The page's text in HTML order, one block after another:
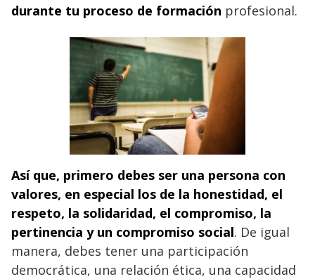
durante tu proceso de formación profesional.
Así que, primero debes ser una persona con
valores, en especial los de la honestidad, el
respeto, la solidaridad, el compromiso, la
pertinencia y un compromiso social. De igual
manera, debes tener una participación
democrática, una relación ética, una capacidad